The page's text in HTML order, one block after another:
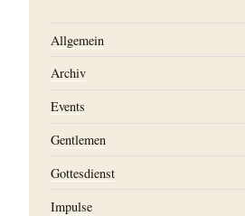
Allgemein
Archiv
Events
Gentlemen
Gottesdienst
Impulse